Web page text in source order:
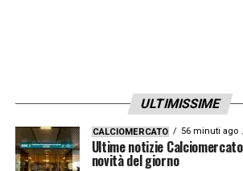
ULTIMISSIME
CALCIOMERCATO 56 minuti ago
Ultime notizie
novità del giorno